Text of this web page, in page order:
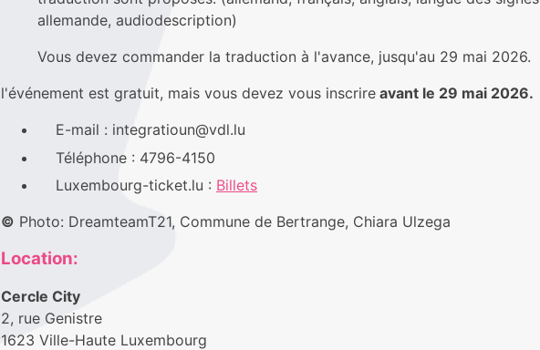
allemande, audiodescription)
Vous devez commander la traduction à l'avance, jusqu'au 29 mai 2026.
l'événement est gratuit, mais vous devez vous inscrire avant le 29 mai 2026.
E-mail : integratioun@vdl.lu
Téléphone : 4796-4150
Luxembourg-ticket.lu : Billets
© Photo: DreamteamT21, Commune de Bertrange, Chiara Ulzega
Location:
Cercle City
2, rue Genistre
1623 Ville-Haute Luxembourg